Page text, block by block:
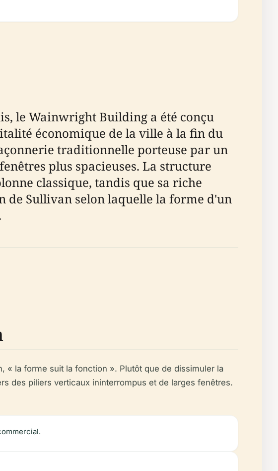
le Wainwright Building a été conçu
économique de la ville à la fin du
traditionnelle porteuse par un
plus spacieuses. La structure
classique, tandis que sa riche
de Sullivan selon laquelle la forme d'un
« la forme suit la fonction ». Plutôt que de dissimuler la
des piliers verticaux ininterrompus et de larges fenêtres.